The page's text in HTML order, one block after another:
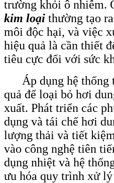
trường khỏi ô nhiễm.
kim loại thường tạo
môi độc hại, và việc
hiệu quả là cần thiết
tiêu cực đối với sức
Áp dụng hệ thống
quả để loại bỏ hơi
xuất. Phát triển các
dụng và tái chế hơi
lượng thải và tiết
vào công nghệ tiên
dụng nhiệt và hệ
ưu hóa quy trình xử